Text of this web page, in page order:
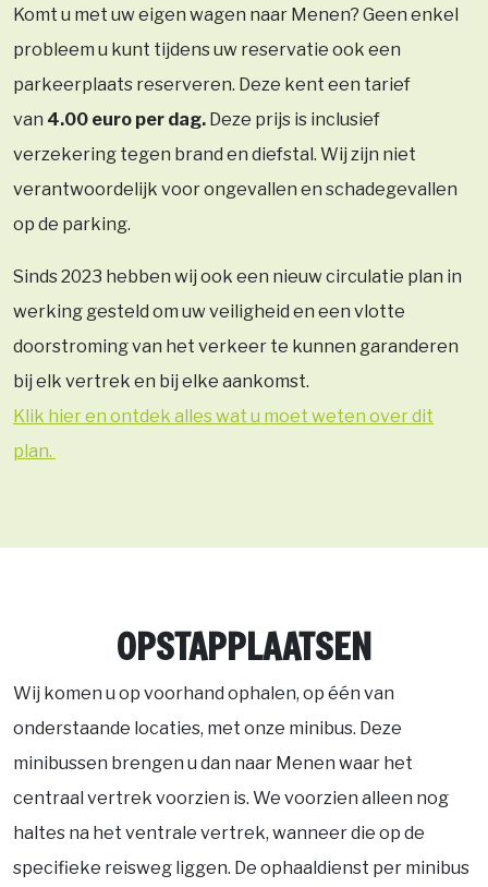
Komt u met uw eigen wagen naar Menen? Geen enkel
probleem u kunt tijdens uw reservatie ook een
parkeerplaats reserveren. Deze kent een tarief
van 4.00 euro per dag. Deze prijs is inclusief
verzekering tegen brand en diefstal. Wij zijn niet
verantwoordelijk voor ongevallen en schadegevallen
op de parking.
Sinds 2023 hebben wij ook een nieuw circulatie plan in
werking gesteld om uw veiligheid en een vlotte
doorstroming van het verkeer te kunnen garanderen
bij elk vertrek en bij elke aankomst.
Klik hier en ontdek alles wat u moet weten over dit
plan.
OPSTAPPLAATSEN
Wij komen u op voorhand ophalen, op één van
onderstaande locaties, met onze minibus. Deze
minibussen brengen u dan naar Menen waar het
centraal vertrek voorzien is. We voorzien alleen nog
haltes na het ventrale vertrek, wanneer die op de
specifieke reisweg liggen. De ophaaldienst per minibus